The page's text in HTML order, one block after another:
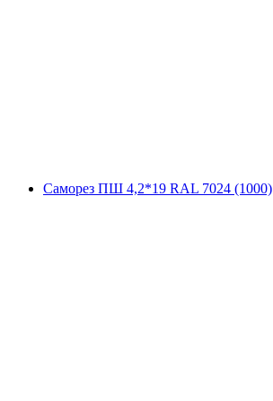
Саморез ПШ 4,2*19 RAL 7024 (1000)